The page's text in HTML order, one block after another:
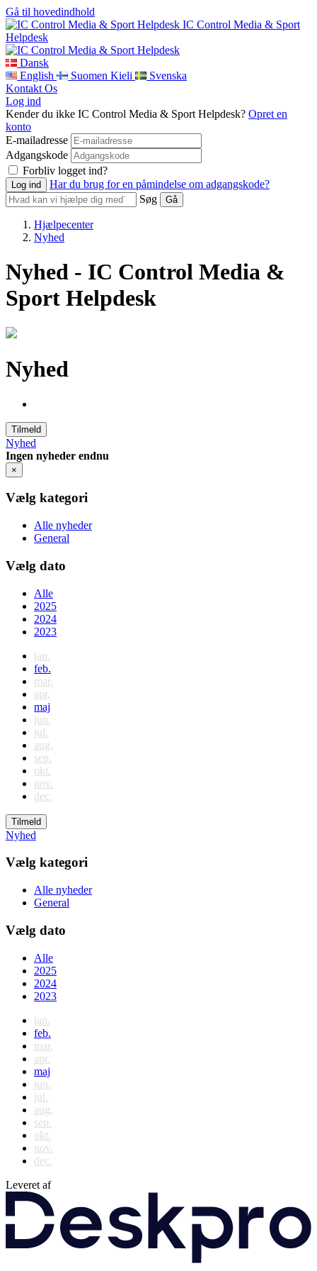
Gå til hovedindhold
IC Control Media & Sport
Helpdesk
Dansk
English
Suomen Kieli
Svenska
Kontakt Os
Log ind
Kender du ikke IC Control Media & Sport Helpdesk? Opret en
konto
E-mailadresse
Adgangskode
Forbliv logget ind?
Har du brug for en påmindelse om adgangskode?
Søg
Hjælpecenter
Nyhed
Nyhed - IC Control Media &
Sport Helpdesk
Nyhed
Tilmeld
Nyhed
Ingen nyheder endnu
×
Vælg kategori
Alle nyheder
General
Vælg dato
Alle
2025
2024
2023
jan.
feb.
mar.
apr.
maj
jun.
jul.
aug.
sep.
okt.
nov.
dec.
Tilmeld
Nyhed
Vælg kategori
Alle nyheder
General
Vælg dato
Alle
2025
2024
2023
jan.
feb.
mar.
apr.
maj
jun.
jul.
aug.
sep.
okt.
nov.
dec.
Leveret af